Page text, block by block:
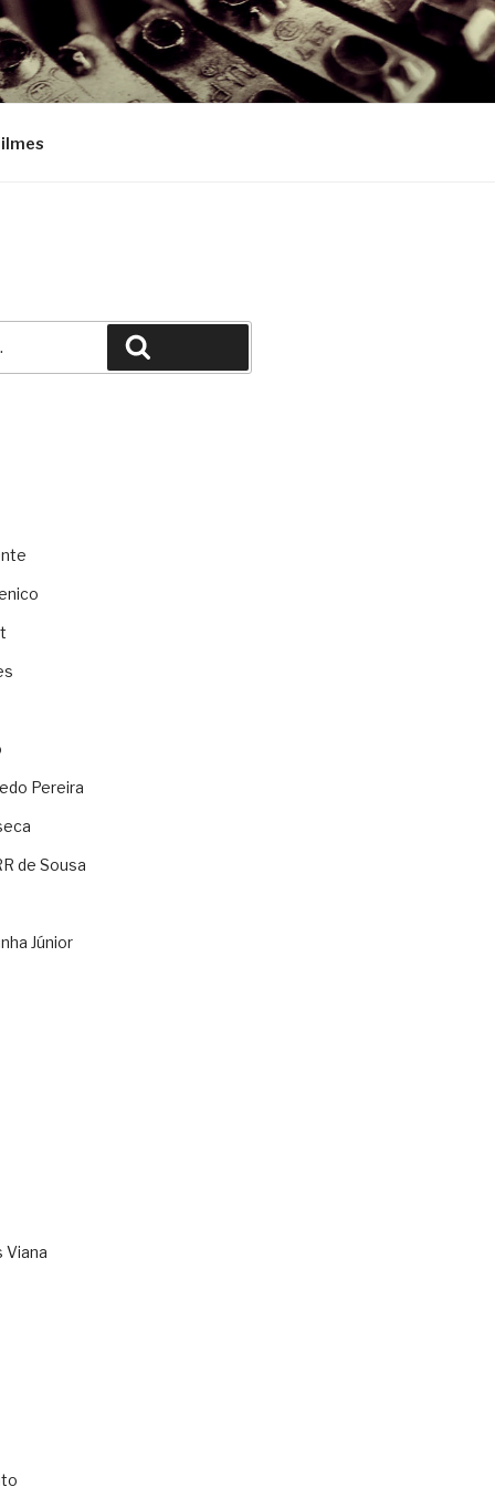
Pereira
de Sousa
Júnior
Viana